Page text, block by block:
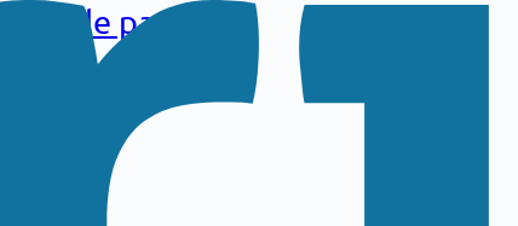
pied de page